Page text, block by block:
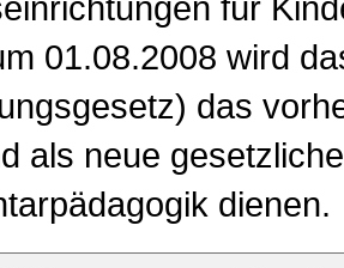
01.08.2008 wird
das
als neue
dienen.